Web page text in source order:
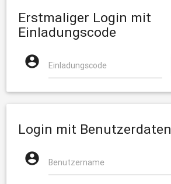
Erstmaliger Login mit
Einladungscode

Einladungscode
Login mit Benutzerdaten

Benutzername